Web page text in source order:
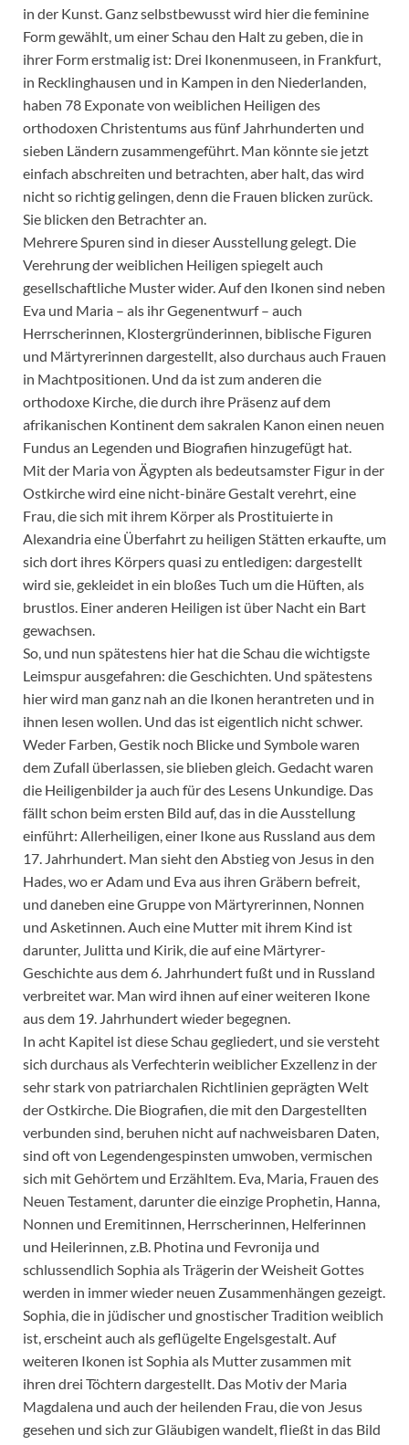
in der Kunst. Ganz selbstbewusst wird hier die feminine
Form gewählt, um einer Schau den Halt zu geben, die in
ihrer Form erstmalig ist: Drei Ikonenmuseen, in Frankfurt,
in Recklinghausen und in Kampen in den Niederlanden,
haben 78 Exponate von weiblichen Heiligen des
orthodoxen Christentums aus fünf Jahrhunderten und
sieben Ländern zusammengeführt. Man könnte sie jetzt
einfach abschreiten und betrachten, aber halt, das wird
nicht so richtig gelingen, denn die Frauen blicken zurück.
Sie blicken den Betrachter an.
Mehrere Spuren sind in dieser Ausstellung gelegt. Die
Verehrung der weiblichen Heiligen spiegelt auch
gesellschaftliche Muster wider. Auf den Ikonen sind neben
Eva und Maria – als ihr Gegenentwurf – auch
Herrscherinnen, Klostergründerinnen, biblische Figuren
und Märtyrerinnen dargestellt, also durchaus auch Frauen
in Machtpositionen. Und da ist zum anderen die
orthodoxe Kirche, die durch ihre Präsenz auf dem
afrikanischen Kontinent dem sakralen Kanon einen neuen
Fundus an Legenden und Biografien hinzugefügt hat.
Mit der Maria von Ägypten als bedeutsamster Figur in der
Ostkirche wird eine nicht-binäre Gestalt verehrt, eine
Frau, die sich mit ihrem Körper als Prostituierte in
Alexandria eine Überfahrt zu heiligen Stätten erkaufte, um
sich dort ihres Körpers quasi zu entledigen: dargestellt
wird sie, gekleidet in ein bloßes Tuch um die Hüften, als
brustlos. Einer anderen Heiligen ist über Nacht ein Bart
gewachsen.
So, und nun spätestens hier hat die Schau die wichtigste
Leimspur ausgefahren: die Geschichten. Und spätestens
hier wird man ganz nah an die Ikonen herantreten und in
ihnen lesen wollen. Und das ist eigentlich nicht schwer.
Weder Farben, Gestik noch Blicke und Symbole waren
dem Zufall überlassen, sie blieben gleich. Gedacht waren
die Heiligenbilder ja auch für des Lesens Unkundige. Das
fällt schon beim ersten Bild auf, das in die Ausstellung
einführt: Allerheiligen, einer Ikone aus Russland aus dem
17. Jahrhundert. Man sieht den Abstieg von Jesus in den
Hades, wo er Adam und Eva aus ihren Gräbern befreit,
und daneben eine Gruppe von Märtyrerinnen, Nonnen
und Asketinnen. Auch eine Mutter mit ihrem Kind ist
darunter, Julitta und Kirik, die auf eine Märtyrer-
Geschichte aus dem 6. Jahrhundert fußt und in Russland
verbreitet war. Man wird ihnen auf einer weiteren Ikone
aus dem 19. Jahrhundert wieder begegnen.
In acht Kapitel ist diese Schau gegliedert, und sie versteht
sich durchaus als Verfechterin weiblicher Exzellenz in der
sehr stark von patriarchalen Richtlinien geprägten Welt
der Ostkirche. Die Biografien, die mit den Dargestellten
verbunden sind, beruhen nicht auf nachweisbaren Daten,
sind oft von Legendengespinsten umwoben, vermischen
sich mit Gehörtem und Erzähltem. Eva, Maria, Frauen des
Neuen Testament, darunter die einzige Prophetin, Hanna,
Nonnen und Eremitinnen, Herrscherinnen, Helferinnen
und Heilerinnen, z.B. Photina und Fevronija und
schlussendlich Sophia als Trägerin der Weisheit Gottes
werden in immer wieder neuen Zusammenhängen gezeigt.
Sophia, die in jüdischer und gnostischer Tradition weiblich
ist, erscheint auch als geflügelte Engelsgestalt. Auf
weiteren Ikonen ist Sophia als Mutter zusammen mit
ihren drei Töchtern dargestellt. Das Motiv der Maria
Magdalena und auch der heilenden Frau, die von Jesus
gesehen und sich zur Gläubigen wandelt, fließt in das Bild